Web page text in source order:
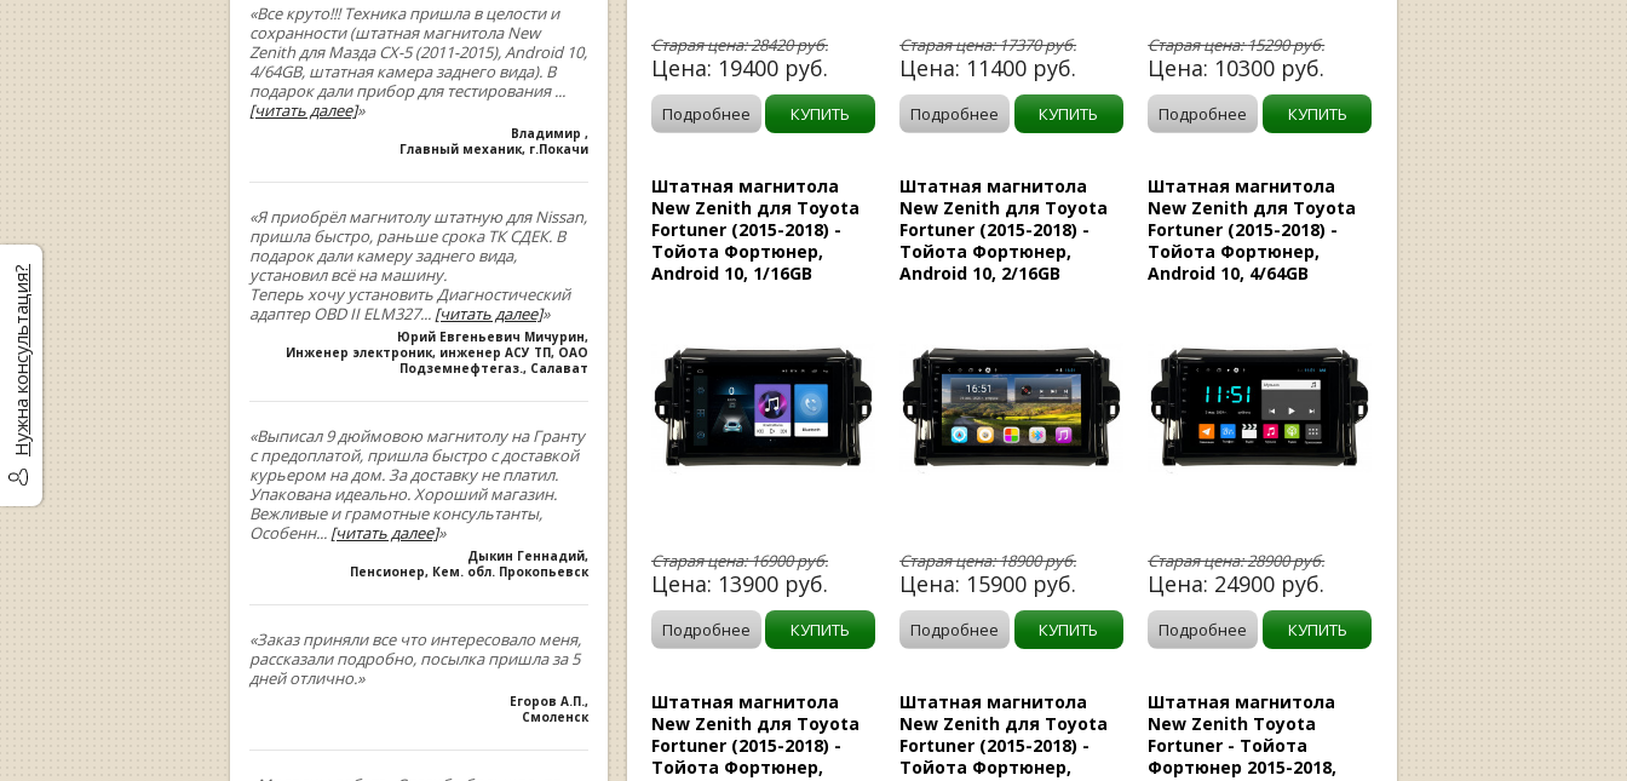
«Все круто!!! Техника пришла в целости и
сохранности (штатная магнитола New
Zenith для Мазда СХ-5 (2011-2015), Android 10,
4/64GB, штатная камера заднего вида). В
подарок дали прибор для тестирования...
[читать далее]»
Владимир ,
Главный механик, г.Покачи
«Я приобрёл магнитолу штатную для Nissan,
пришла быстро, раньше срока ТК СДЕК. В
подарок дали камеру заднего вида,
установил всё на машину.
Теперь хочу установить Диагностический
адаптер OBD II ELM327... [читать далее]»
Юрий Евгеньевич Мичурин,
Инженер электроник, инженер АСУ ТП, ОАО
Подземнефтегаз., Салават
«Выписал 9 дюймовою магнитолу на Гранту
с предоплатой, пришла быстро с доставкой
курьером на дом. За доставку не платил.
Упакована идеально. Хороший магазин.
Вежливые и грамотные консультанты,
Особенн... [читать далее]»
Дыкин Геннадий,
Пенсионер, Кем. обл. Прокопьевск
«Заказ приняли все что интересовало меня,
рассказали подробно, посылка пришла за 5
дней отлично.»
Егоров А.П.,
Смоленск
Старая цена:28420руб.
Цена: 19400 руб.
Подробнее КУПИТЬ
Старая цена:17370руб.
Цена: 11400 руб.
Подробнее КУПИТЬ
Старая цена:15290руб.
Цена: 10300 руб.
Подробнее КУПИТЬ
Штатная магнитола
New Zenith для Toyota
Fortuner (2015-2018) -
Тойота Фортюнер,
Android 10, 1/16GB
Старая цена:16900руб.
Цена: 13900 руб.
Подробнее КУПИТЬ
Штатная магнитола
New Zenith для Toyota
Fortuner (2015-2018) -
Тойота Фортюнер,
Android 10, 2/16GB
Старая цена:18900руб.
Цена: 15900 руб.
Подробнее КУПИТЬ
Штатная магнитола
New Zenith для Toyota
Fortuner (2015-2018) -
Тойота Фортюнер,
Android 10, 4/64GB
Старая цена:28900руб.
Цена: 24900 руб.
Подробнее КУПИТЬ
Штатная магнитола
New Zenith для Toyota
Fortuner (2015-2018) -
Тойота Фортюнер,
Штатная магнитола
New Zenith для Toyota
Fortuner (2015-2018) -
Тойота Фортюнер,
Штатная магнитола
New Zenith Toyota
Fortuner - Тойота
Фортюнер 2015-2018,
Нужна консультация?